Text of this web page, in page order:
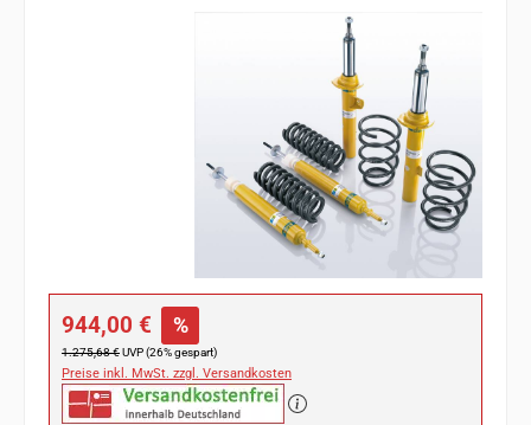
Verkaufspreis:
944,00 € %
Regulärer Preis:
1.275,68 €UVP (26% gespart)
Preise inkl. MwSt. zzgl. Versandkosten